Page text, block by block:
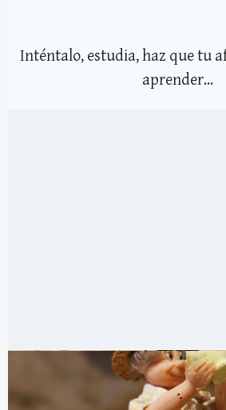
Inténtalo, estudia, haz que tu
aprender...